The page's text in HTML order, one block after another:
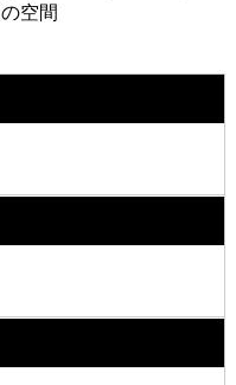
の空間